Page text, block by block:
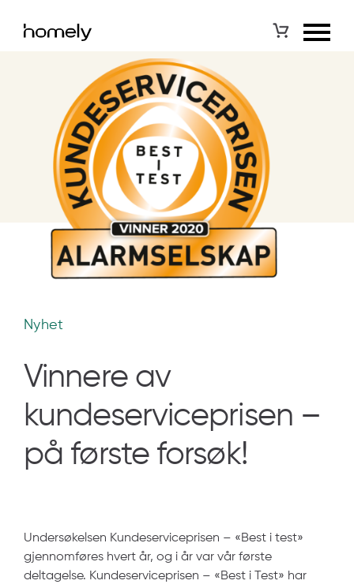
Nyhet
Vinnere av
kundeserviceprisen –
på første forsøk!
Undersøkelsen Kundeserviceprisen – «Best i test»
gjennomføres hvert år, og i år var vår første
deltagelse. Kundeserviceprisen – «Best i Test» har